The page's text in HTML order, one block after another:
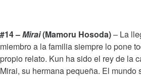
#14 –Mirai(Mamoru Hosoda)– La
miembro a la familia siempre lo pone
propio relato. Kun ha sido el rey de la
Mirai, su hermana pequeña. El mundo